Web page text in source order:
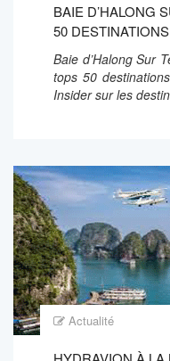
BAIE D’HALONG
50 DESTINATIONS
Baie d’Halong Sur
tops 50
Insider sur les
Actualité